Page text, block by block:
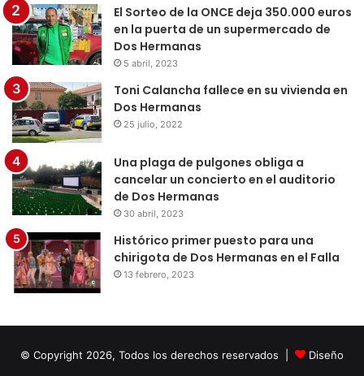
El Sorteo de la ONCE deja 350.000 euros
en la puerta de un supermercado de
Dos Hermanas
5 abril, 2023
Toni Calancha fallece en su vivienda en
Dos Hermanas
25 julio, 2022
Una plaga de pulgones obliga a
cancelar un concierto en el auditorio
de Dos Hermanas
30 abril, 2023
Histórico primer puesto para una
chirigota de Dos Hermanas en el Falla
13 febrero, 2023
© Copyright 2026, Todos los derechos reservados |
Diseño